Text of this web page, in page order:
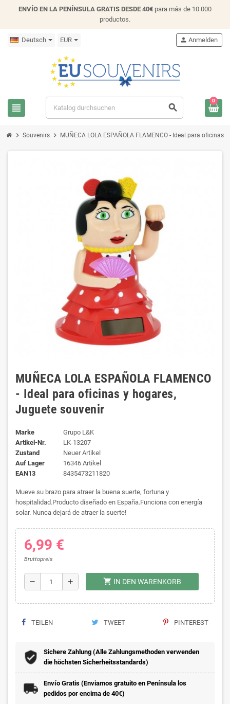
ENVÍO EN LA PENÍNSULA GRATIS DESDE 40€ para más de 10.000
productos.
Deutsch EUR
view_headline search
person Anmelden
0
chevron_right Souvenirs chevron_right MUÑECA LOLA ESPAÑOLA FLAMENCO - Ideal para oficinas
MUÑECA LOLA ESPAÑOLA FLAMENCO
- Ideal para oficinas y hogares,
Juguete souvenir
Marke
Grupo L&K
Artikel-Nr.
LK-13207
Zustand
Neuer Artikel
Auf Lager
16346 Artikel
EAN13
8435473211820
Mueve su brazo para atraer la buena suerte, fortuna y
hospitalidad.Producto diseñado en España.Funciona con energía
solar. Nunca dejará de atraer la suerte!
6,99 €
Bruttopreis
remove add shopping_cart IN DEN WARENKORB
TEILEN TWEET PINTEREST
Sichere Zahlung (Alle Zahlungsmethoden verwenden
die höchsten Sicherheitsstandards)
Envío Gratis (Enviamos gratuito en Península los
pedidos por encima de 40€)